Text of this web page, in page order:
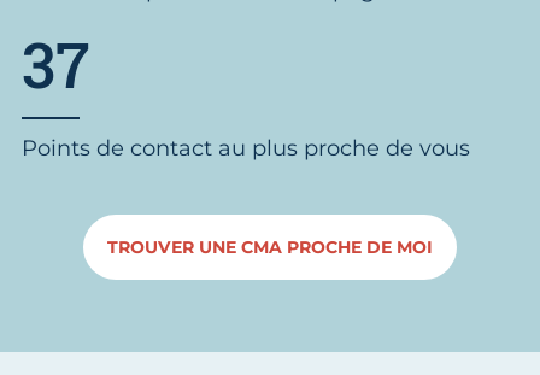
37
Points de contact au plus proche de vous
TROUVER UNE CMA PROCHE DE MOI